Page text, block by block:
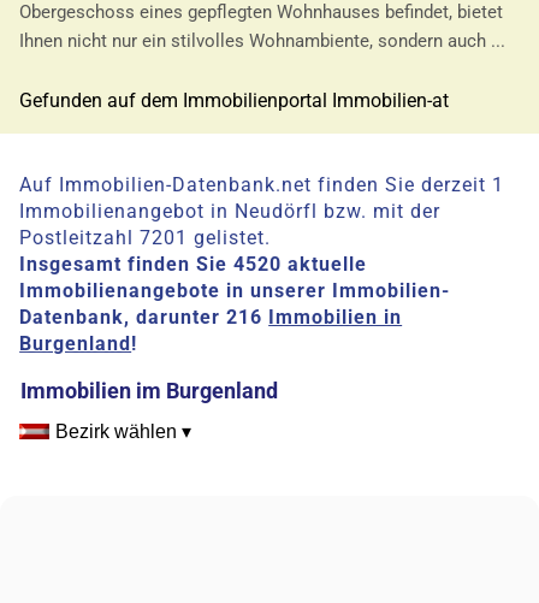
Obergeschoss eines gepflegten Wohnhauses befindet, bietet
Ihnen nicht nur ein stilvolles Wohnambiente, sondern auch ...
Gefunden auf dem Immobilienportal Immobilien-at
Auf Immobilien-Datenbank.net finden Sie derzeit 1
Immobilienangebot in Neudörfl bzw. mit der
Postleitzahl 7201 gelistet.
Insgesamt finden Sie 4520 aktuelle
Immobilienangebote in unserer Immobilien-
Datenbank, darunter 216
Immobilien in
Burgenland !
Immobilien im Burgenland
Bezirk wählen ▾